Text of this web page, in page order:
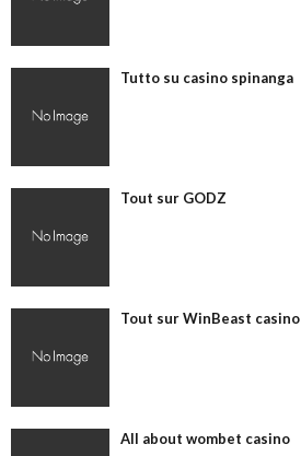
Tutto su casino spinanga
Tout sur GODZ
Tout sur WinBeast casino
All about wombet casino